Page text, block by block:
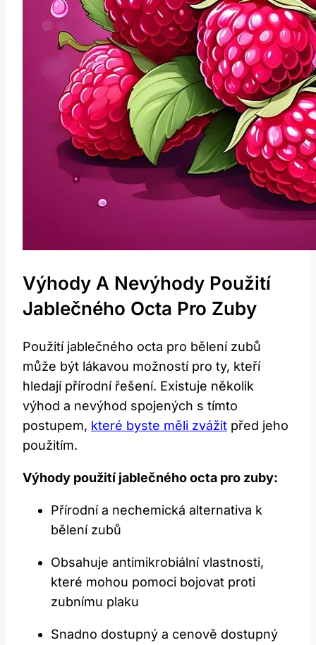
Výhody A Nevýhody Použití
Jablečného Octa Pro Zuby
Použití jablečného octa pro bělení zubů
může být lákavou možností pro ty, kteří
hledají přírodní řešení. Existuje několik
výhod a nevýhod spojených s tímto
postupem, které byste měli zvážit před jeho
použitím.
Výhody použití jablečného octa pro zuby:
Přírodní a nechemická alternativa k
bělení zubů
Obsahuje antimikrobiální vlastnosti,
které mohou pomoci bojovat proti
zubnímu plaku
Snadno dostupný a cenově dostupný